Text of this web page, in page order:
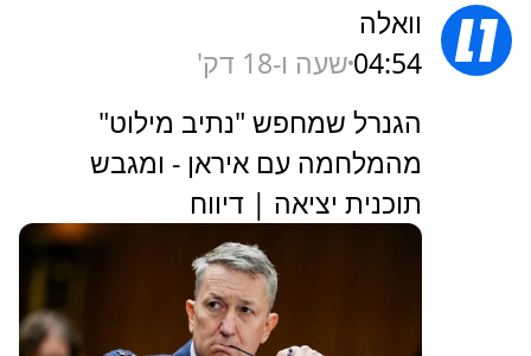
וואלה
04:54שעה ו-18 דק'
הגנרל שמחפש "נתיב מילוט"
מהמלחמה עם איראן - ומגבש
תוכנית יציאה | דיווח